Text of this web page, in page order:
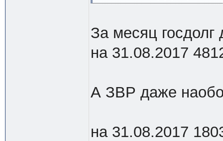
За месяц
на 31.08.2017
А ЗВР даже
на 31.08.2017